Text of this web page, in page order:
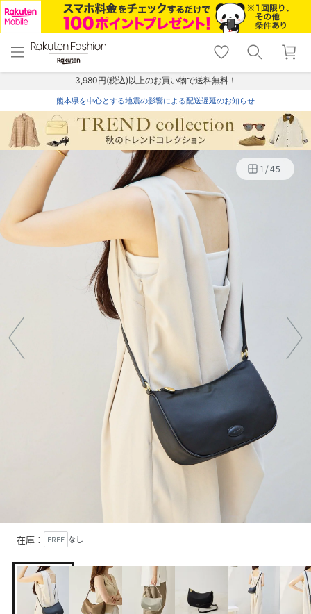
menu home
トップ
shopping_cart lock_outline
ログイン
3,980円(税込)以上のお買い物で送料無料！
熊本県を中心とする地震の影響による配送遅延のお知らせ
1/45
在庫： FREE なし